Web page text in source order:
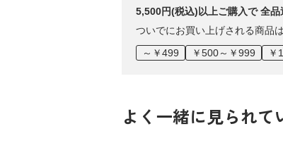
5,500円(税込)以上ご購入で 全品
ついでにお買い上げされる商品
～￥499
￥500～￥999 ￥
よく一緒に見られて